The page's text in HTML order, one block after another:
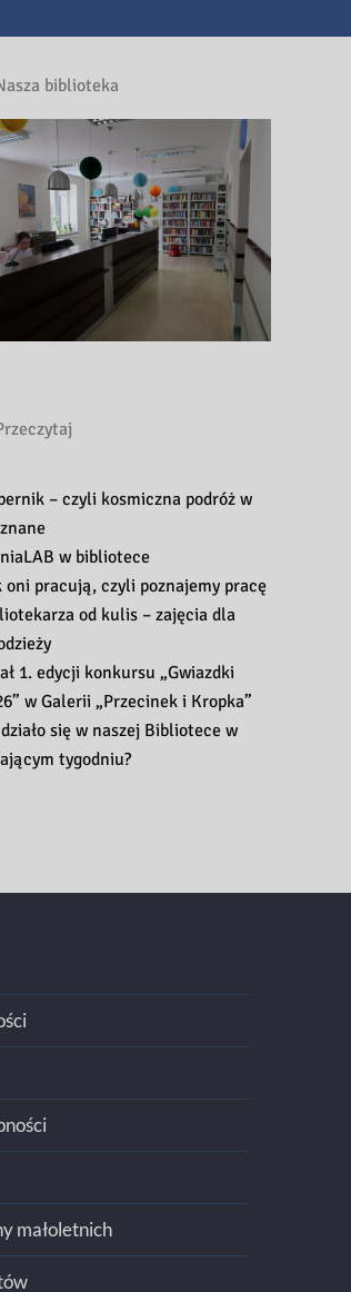
biblioteka
– czyli kosmiczna podróż w
w bibliotece
oni pracują, czyli poznajemy pracę
od kulis – zajęcia dla
1. edycji konkursu „Gwiazdki
w Galerii „Przecinek i Kropka”
się w naszej Bibliotece w
tygodniu?
małoletnich